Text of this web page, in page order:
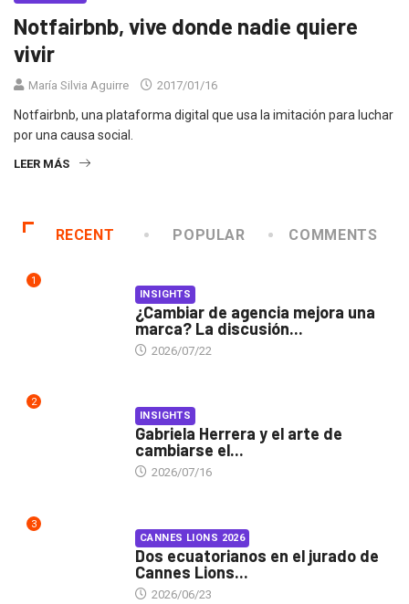
Notfairbnb, vive donde nadie quiere
vivir
María Silvia Aguirre 2017/01/16
Notfairbnb, una plataforma digital que usa la imitación para luchar
por una causa social.
LEER MÁS
RECENT POPULAR COMMENTS
1
INSIGHTS
¿Cambiar de agencia mejora una
marca? La discusión...
2026/07/22
2
INSIGHTS
Gabriela Herrera y el arte de
cambiarse el...
2026/07/16
3
CANNES LIONS 2026
Dos ecuatorianos en el jurado de
Cannes Lions...
2026/06/23